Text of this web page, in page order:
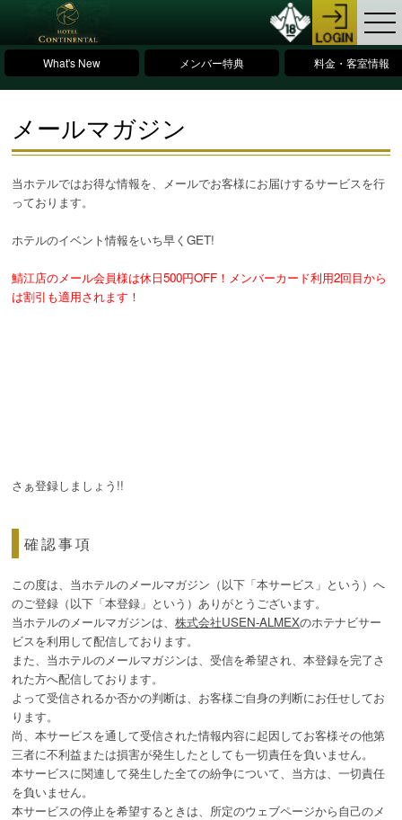
What's New メンバー特典 料金・客室情報
メールマガジン
当ホテルではお得な情報を、メールでお客様にお届けするサービスを行
っております。
ホテルのイベント情報をいち早くGET!
鯖江店のメール会員様は休日500円OFF！メンバーカード利用2回目から
は割引も適用されます！
さぁ登録しましょう!!
確認事項
この度は、当ホテルのメールマガジン（以下「本サービス」という）へ
のご登録（以下「本登録」という）ありがとうございます。
当ホテルのメールマガジンは、株式会社USEN-ALMEXのホテナビサー
ビスを利用して配信しております。
また、当ホテルのメールマガジンは、受信を希望され、本登録を完了さ
れた方へ配信しております。
よって受信されるか否かの判断は、お客様ご自身の判断にお任せしてお
ります。
尚、本サービスを通して受信された情報内容に起因してお客様その他第
三者に不利益または損害が発生したとしても一切責任を負いません。
本サービスに関連して発生した全ての紛争について、当方は、一切責任
を負いません。
本サービスの停止を希望するときは、所定のウェブページから自己のメ